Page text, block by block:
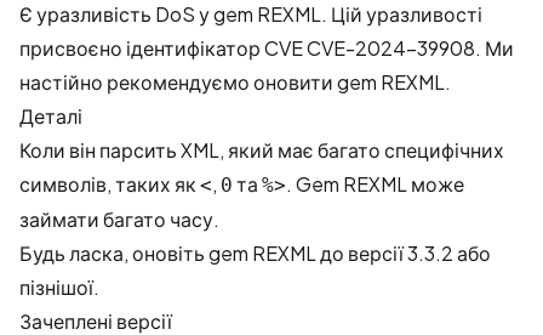
Є уразливість DoS у gem REXML. Цій уразливості
присвоєно ідентифікатор CVECVE-2024-39908. Ми
настійно рекомендуємо оновити gem REXML.
Деталі
Коли він парсить XML, який має багато специфічних
символів, таких як <, 0 та %>. Gem REXML може
займати багато часу.
Будь ласка, оновіть gem REXML до версії 3.3.2 або
пізнішої.
Зачеплені версії